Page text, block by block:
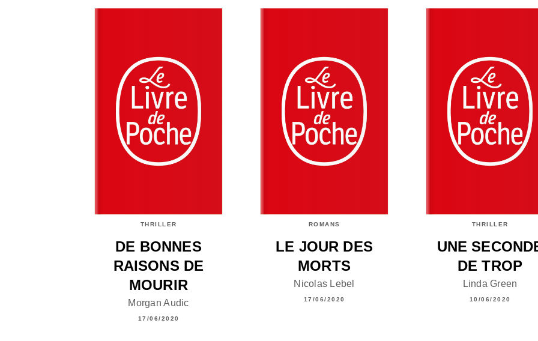
THRILLER
DE BONNES
RAISONS DE
MOURIR
Morgan Audic
17/06/2020
ROMANS
LE JOUR DES
MORTS
Nicolas Lebel
17/06/2020
THRILLER
UNE
DE TROP
Linda Green
10/06/2020